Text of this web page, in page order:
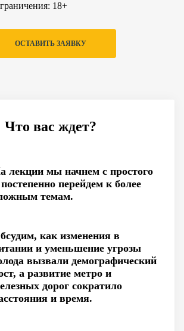
18+
ОСТАВИТЬ ЗАЯВКУ
Что вас ждет?
лекции мы начнем с простого
перейдем к более
темам.
как изменения в
и уменьшение угрозы
вызвали демографический
а развитие метро и
дорог сократило
и время.